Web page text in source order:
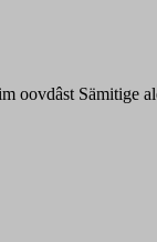
oovdâst Sämitige